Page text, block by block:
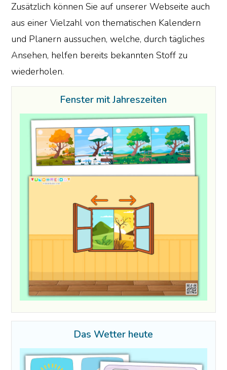
Zusätzlich können Sie auf unserer Webseite auch
aus einer Vielzahl von thematischen Kalendern
und Planern aussuchen, welche, durch tägliches
Ansehen, helfen bereits bekannten Stoff zu
wiederholen.
Fenster mit Jahreszeiten
Das Wetter heute